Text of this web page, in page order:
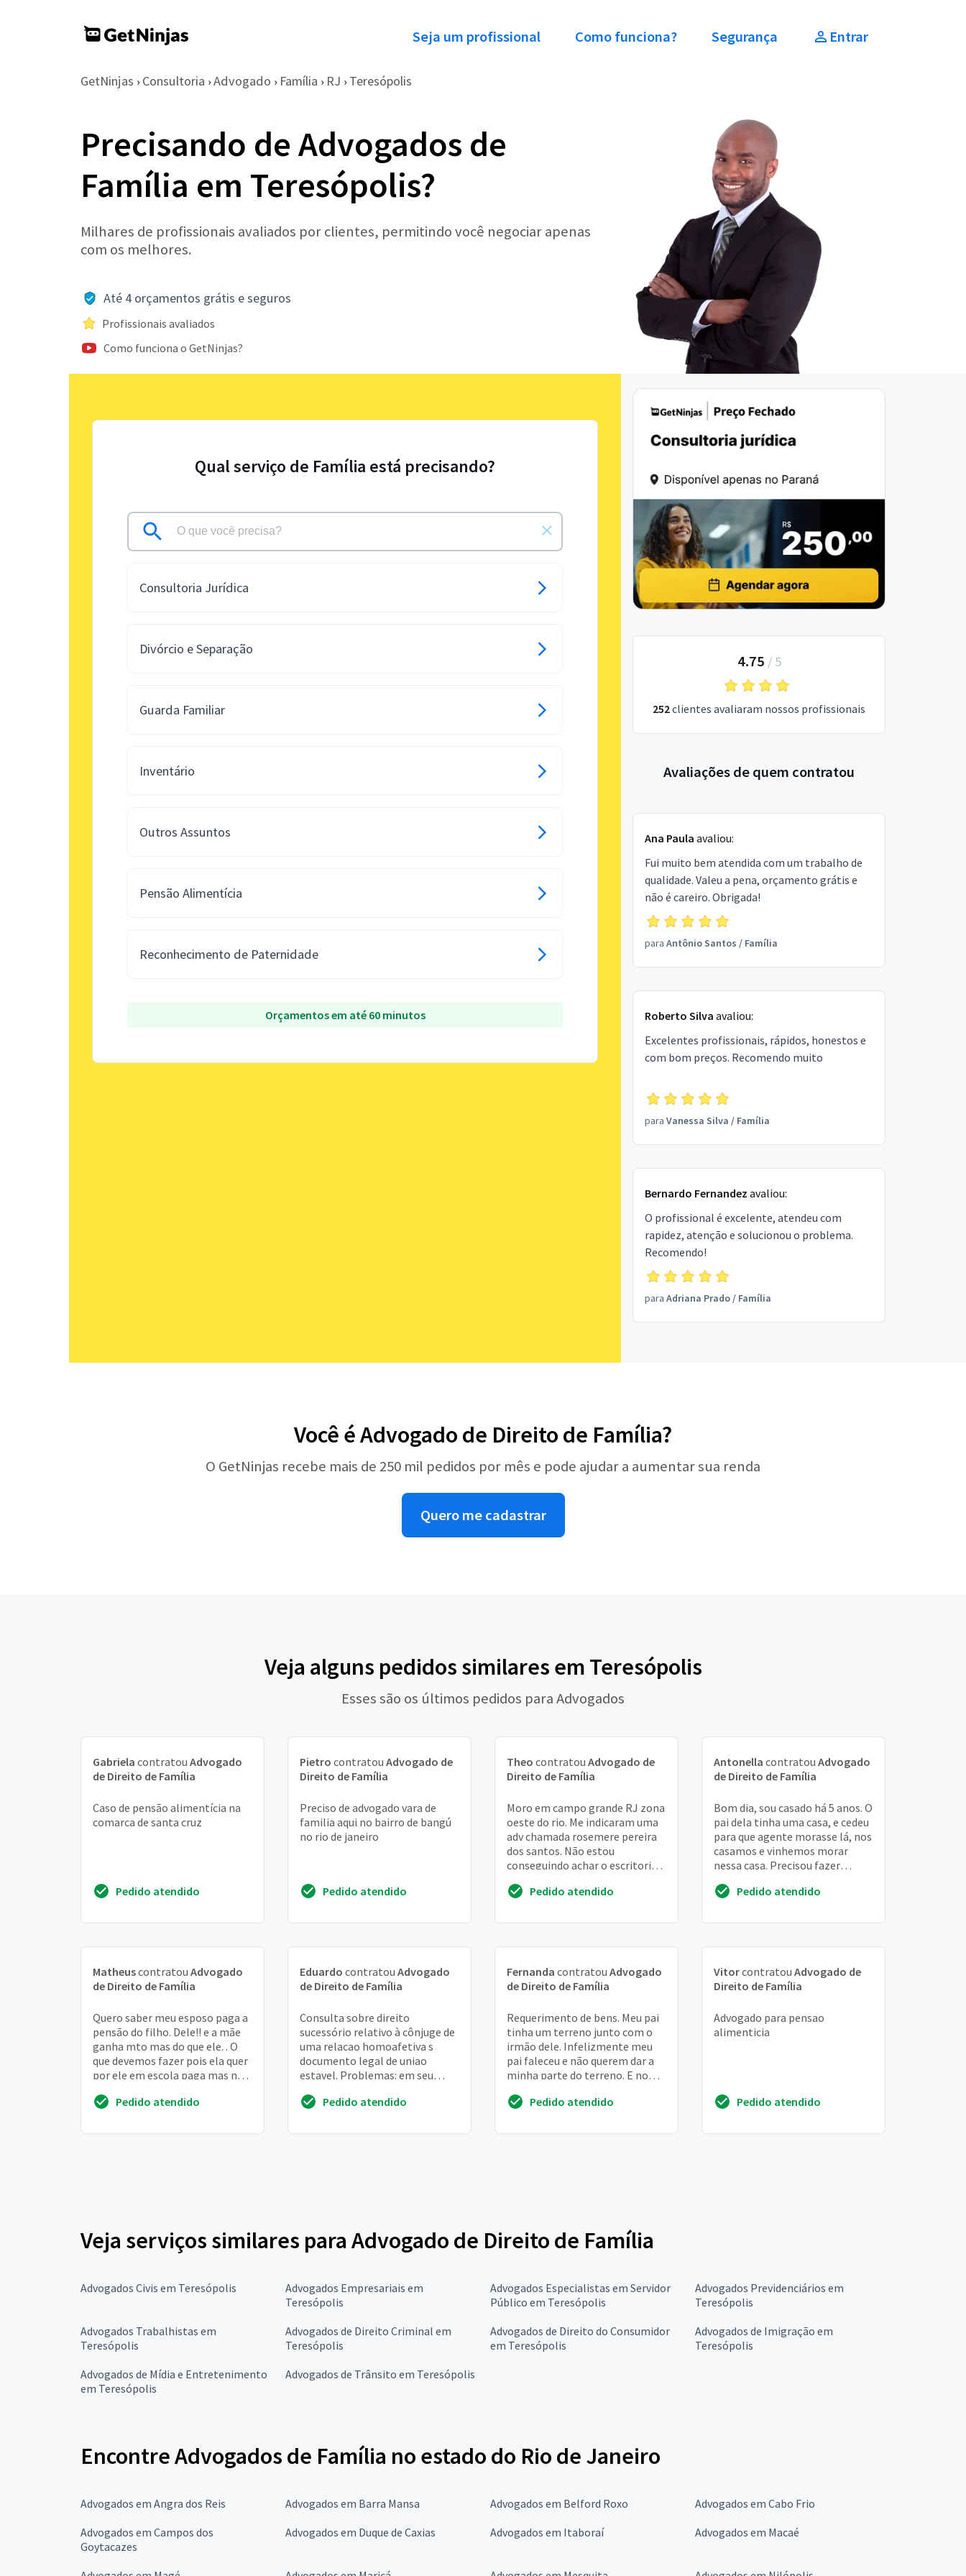
Seja um profissional Como funciona? Segurança Entrar
GetNinjas › Consultoria › Advogado › Família › RJ › Teresópolis
Precisando de Advogados de
Família em Teresópolis?
Milhares de profissionais avaliados por clientes, permitindo você negociar apenas
com os melhores.
Até 4 orçamentos grátis e seguros
Profissionais avaliados
Como funciona o GetNinjas?
Qual serviço de Família está precisando?
Consultoria Jurídica
Divórcio e Separação
Guarda Familiar
Inventário
Outros Assuntos
Pensão Alimentícia
Reconhecimento de Paternidade
Orçamentos em até 60 minutos
4.75 / 5
252clientes avaliaram nossos profissionais
Avaliações de quem contratou
Ana Paula avaliou:
Fui muito bem atendida com um trabalho de
qualidade. Valeu a pena, orçamento grátis e
não é careiro. Obrigada!
para Antônio Santos / Família
Roberto Silva avaliou:
Excelentes profissionais, rápidos, honestos e
com bom preços. Recomendo muito
para Vanessa Silva / Família
Bernardo Fernandez avaliou:
O profissional é excelente, atendeu com
rapidez, atenção e solucionou o problema.
Recomendo!
para Adriana Prado/ Família
Você é Advogado de Direito de Família?
O GetNinjas recebe mais de 250 mil pedidos por mês e pode ajudar a aumentar sua renda
Quero me cadastrar
Veja alguns pedidos similares em Teresópolis
Esses são os últimos pedidos para Advogados
Gabriela contratou Advogado
de Direito de Família
Caso de pensão alimentícia na
comarca de santa cruz
Pedido atendido
Pietro contratou Advogado de
Direito de Família
Preciso de advogado vara de
familia aqui no bairro de bangú
no rio de janeiro
Pedido atendido
Theo contratou Advogado de
Direito de Família
Moro em campo grande RJ zona
oeste do rio. Me indicaram uma
adv chamada rosemere pereira
dos santos. Não estou
conseguindo achar o escritorio
Pedido atendido
Antonella contratou Advogado
de Direito de Família
Bom dia, sou casado há 5 anos. O
pai dela tinha uma casa, e cedeu
para que agente morasse lá, nos
casamos e vinhemos morar
nessa casa. Precisou fazer
pintura, po...
Pedido atendido
Matheuscontratou Advogado
de Direito de Família
Quero saber meu esposo paga a
pensão do filho. Dele!! e a mãe
ganha mto mas do que ele. . O
que devemos fazer pois ela quer
por ele em escola paga mas nao
responsabilidad...
Pedido atendido
Eduardo contratou Advogado
de Direito de Família
Consulta sobre direito
sucessório relativo à cônjuge de
uma relacao homoafetiva s
documento legal de uniao
estavel. Problemas: em seu
existência dessa união, ...
Pedido atendido
Fernanda contratou Advogado
de Direito de Família
Requerimento de bens. Meu pai
tinha um terreno junto com o
irmão dele. Infelizmente meu
pai faleceu e não querem dar a
minha parte do terreno. E no
ele de...Pedido atendido
Vitorcontratou Advogado de
Direito de Família
Advogado para pensao
alimenticia
Pedido atendido
Veja serviços similares para Advogado de Direito de Família
Advogados Civis em Teresópolis
Advogados Empresariais em
Teresópolis
Advogados Especialistas em Servidor
Público em Teresópolis
Advogados Previdenciários em
Teresópolis
Advogados Trabalhistas em
Teresópolis
Advogados de Direito Criminal em
Teresópolis
Advogados de Direito do Consumidor
em Teresópolis
Advogados de Imigração em
Teresópolis
Advogados de Mídia e Entretenimento
em Teresópolis
Advogados de Trânsito em Teresópolis
Encontre Advogados de Família no estado do Rio de Janeiro
Advogados em Angra dos Reis Advogados em Barra Mansa Advogados em Belford Roxo
Advogados em Cabo Frio
Advogados em Campos dos
Goytacazes
Advogados em Duque de Caxias Advogados em Itaboraí Advogados em Macaé